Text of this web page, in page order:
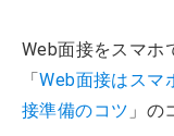
Web面接をスマホ
「Web面接はスマ
接準備のコツ 」の